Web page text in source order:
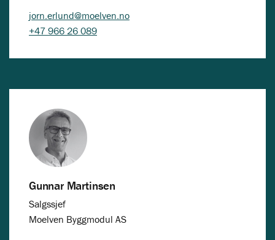
jorn.erlund@moelven.no
+47 966 26 089
Gunnar Martinsen
Salgssjef
Moelven Byggmodul AS